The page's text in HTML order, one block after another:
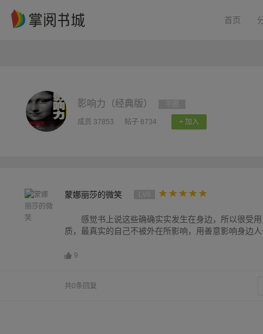
首页
影响力（经典版）
成员 37853 帖子 8734 + 加入
蒙娜丽莎的微笑
感觉书上说这些确确实实发生在身边，所以很受
质，最真实的自己不被外在所影响，用善意影响身边
9
共0条回复